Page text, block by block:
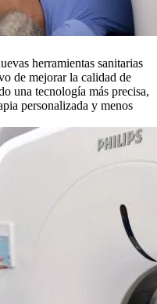
herramientas sanitarias
de mejorar la calidad de
una tecnología más precisa,
personalizada y menos